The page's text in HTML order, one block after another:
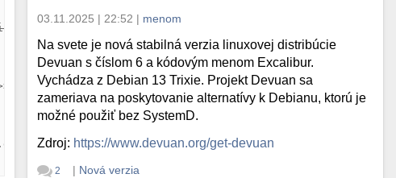
>> /etc/apt/sources.list.d/virtualbox.list'
wine.list'
03.11.2025 | 22:52 | menom
Na svete je nová stabilná verzia linuxovej distribúcie
Devuan s číslom 6 a kódovým menom Excalibur.
Vychádza z Debian 13 Trixie. Projekt Devuan sa
zameriava na poskytovanie alternatívy k Debianu, ktorú je
možné použiť bez SystemD.
Zdroj: https://www.devuan.org/get-devuan
2 | Nová verzia